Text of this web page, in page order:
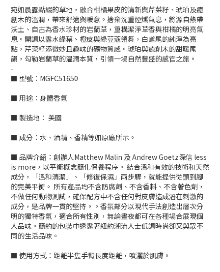
宛如晨露點綴的草地，融合柑橘果皮的清新與芹菜籽、琥珀及癒
創木的溫潤，帶來舒適與暖意。捨棄沈重煙燻氣息，將源自熱帶
沃土、自古為香水珍材的岩蘭草，重構潔淨草香與柑橘的明亮氣
息。開調以露水綠葉、橙皮與綠荳蔻領舞，白鳶尾的純淨為亮
點，芹菜籽添微妙且趣味的礦物質感。琥珀與癒創木的甜暖尾
韻，勾勒岩蘭草的溫潤本質，引領一場自然豐盛的感官之旅。
-
■ 型號：MGFC51650
■ 用途：身體香氛
■ 製造地： 美國
■ 成分：水、酒精、香精等如原廠所示。
■ 品牌介紹：創辦人Matthew Malin 及 Andrew Goetz深信 less
is more，以平衡概念簡化保養程序。 結合溫和有效的技術和天然
成分，「溫和清潔」、「修復保濕」兩步驟，就能提供從頭到腳
的完美平衡。 所有產品均不含防腐劑、不含香料、不含著色劑，
不做任何動物測試，確保配方中不含任何對皮膚造成潛在刺激的
成分，是品牌一貫的堅持。。香氛部分以現代手法創造出層次分
明的獨特香氛，適合所有性別，無論晝夜都可在各種場合展現個
人品味。簡約的包裝中透露著紐約潮流人士低調時尚卻又與眾不
同的生活品味。
■ 使用方式：距離半隻手臂長度距離，噴灑於肌膚。